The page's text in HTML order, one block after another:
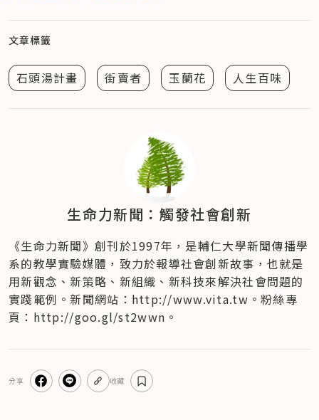
文章標籤
石頭湯計畫 街賣者 玉蘭花 人生百味
生命力新聞：觸發社會創新
《生命力新聞》創刊於1997年，是輔仁大學新聞傳播學
系的教學實驗媒體，致力於報導社會創新故事，也就是
用新觀念、新策略、新組織、新科技來解決社會問題的
實踐範例。新聞網站：http://www.vita.tw。粉絲專
頁：http://goo.gl/st2wwn。
分享 收藏